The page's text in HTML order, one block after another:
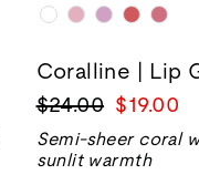
Coralline | Lip
Precio
normal
$24.00 Precio
de
venta
$19.00
Semi-sheer coral
sunlit warmth